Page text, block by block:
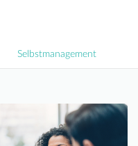
Selbstmanagement